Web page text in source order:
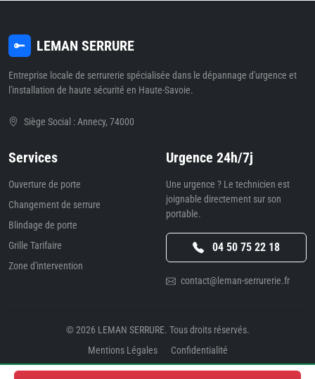
LEMAN SERRURE
Entreprise locale de serrurerie spécialisée dans le dépannage d'urgence et
l'installation de haute sécurité en Haute-Savoie.
Siège Social : Annecy, 74000
Services
Ouverture de porte
Changement de serrure
Blindage de porte
Grille Tarifaire
Zone d'intervention
Urgence 24h/7j
Une urgence ? Le technicien est
joignable directement sur son
portable.
04 50 75 22 18
contact@leman-serrurerie.fr
© 2026 LEMAN SERRURE. Tous droits réservés.
Mentions Légales
Confidentialité